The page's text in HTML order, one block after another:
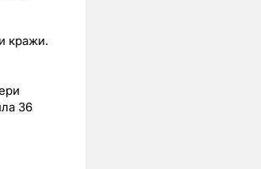
кражи.
36